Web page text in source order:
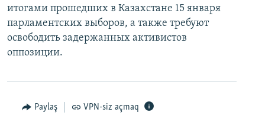
итогами прошедших в Казахстане 15 января
парламентских выборов, а также требуют
освободить задержанных активистов
оппозиции.
Paylaş VPN-siz açmaq